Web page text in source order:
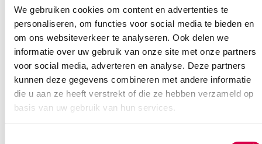
We gebruiken cookies om content en advertenties te
personaliseren, om functies voor social media te bieden en
om ons websiteverkeer te analyseren. Ook delen we
informatie over uw gebruik van onze site met onze partners
voor social media, adverteren en analyse. Deze partners
kunnen deze gegevens combineren met andere informatie
die u aan ze heeft verstrekt of die ze hebben verzameld op
basis van uw gebruik van hun services.
Afmeting
Steriel onsteriel
Uitvoering aerosol mondstuk
Beoordelingen
Er zijn nog geen beoordelingen.
Wees de eerste om “DCT vernevelaar, aerosol mondstuk,
verbindingsslang 210cm (set)” te beoordelen
Waarom Medische Artikelen?
Op voorraad? Vandaag besteld, vandaag verzonden
Vaste klanten, vaste korting
We scoren een gemiddelde van 7.7! (10 beoordelingen)